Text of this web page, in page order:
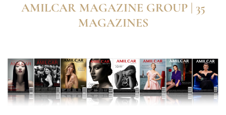
AMILCAR MAGAZINE GROUP | 35
MAGAZINES